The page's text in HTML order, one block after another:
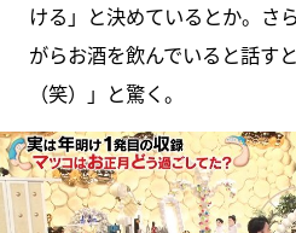
ける」と決めているとか。さ
がらお酒を飲んでいると話す
（笑）」と驚く。